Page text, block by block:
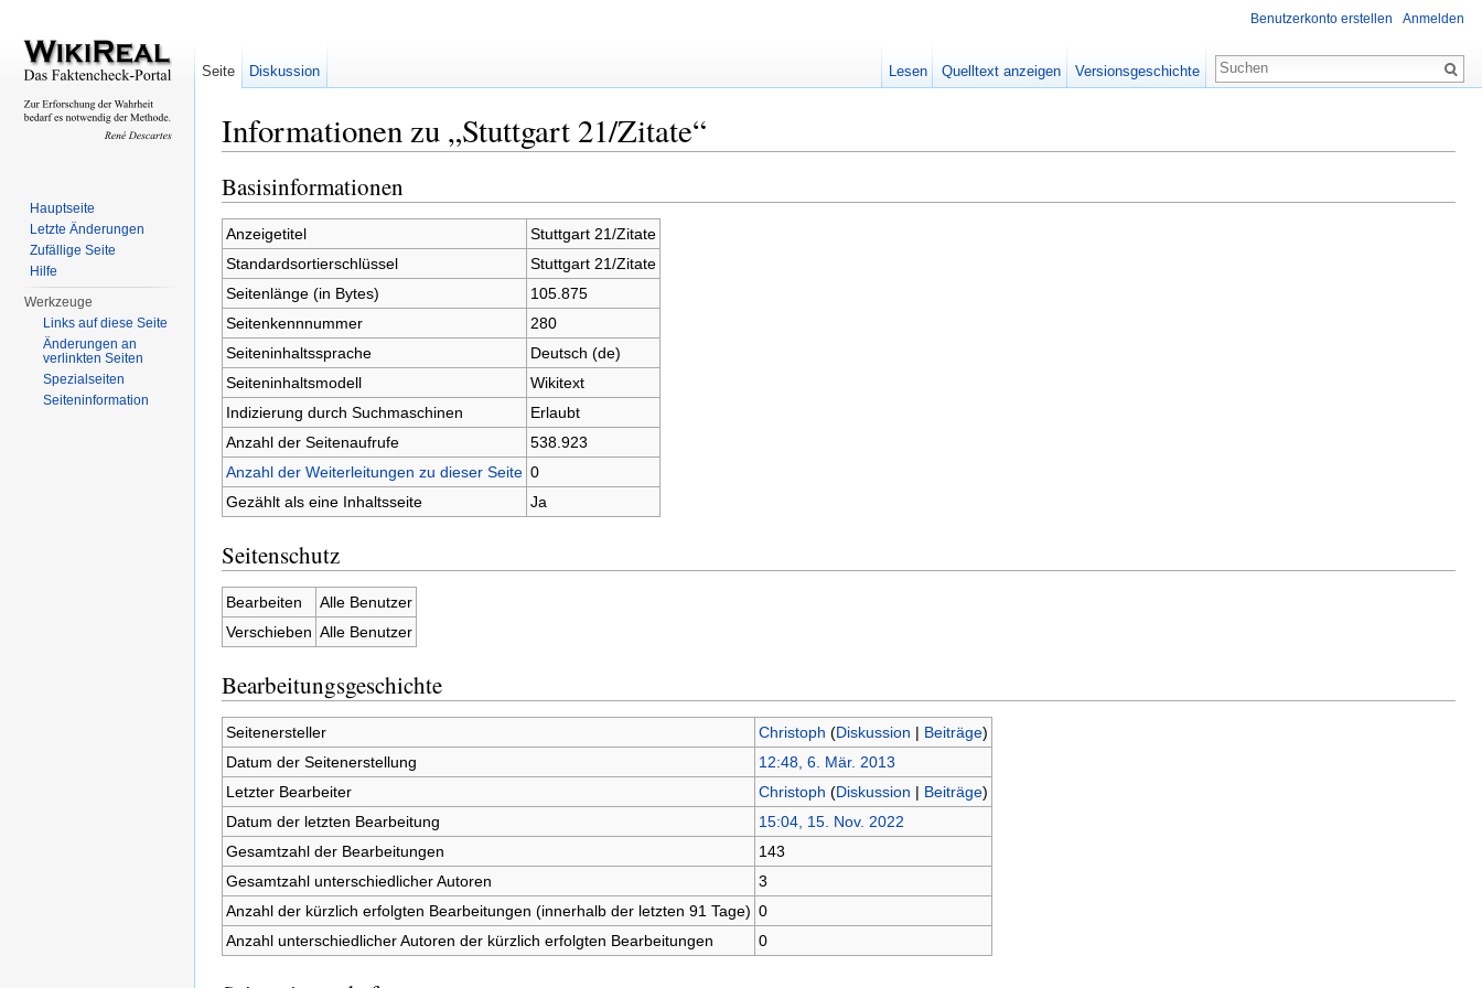
Informationen zu „Stuttgart 21/Zitate“
Basisinformationen
Anzeigetitel
Stuttgart 21/Zitate
Standardsortierschlüssel
Stuttgart 21/Zitate
Seitenlänge (in Bytes)
105.875
Seitenkennnummer
280
Seiteninhaltssprache
Deutsch (de)
Seiteninhaltsmodell
Wikitext
Indizierung durch Suchmaschinen
Erlaubt
Anzahl der Seitenaufrufe
538.923
Anzahl der Weiterleitungen zu dieser Seite 0
Gezählt als eine Inhaltsseite
Ja
Seitenschutz
Bearbeiten
Alle Benutzer
Verschieben Alle Benutzer
Bearbeitungsgeschichte
Seitenersteller Christoph (Diskussion | Beiträge)
Datum der Seitenerstellung
12:48, 6. Mär. 2013
Letzter Bearbeiter
Christoph (Diskussion | Beiträge)
Datum der letzten Bearbeitung
15:04, 15. Nov. 2022
Gesamtzahl der Bearbeitungen
143
Gesamtzahl unterschiedlicher Autoren
3
Anzahl der kürzlich erfolgten Bearbeitungen (innerhalb der letzten 91 Tage) 0
Anzahl unterschiedlicher Autoren der kürzlich erfolgten Bearbeitungen
0
Benutzerkonto erstellen Anmelden
Seite Diskussion Lesen Quelltext anzeigen Versionsgeschichte
Hauptseite
Letzte Änderungen
Zufällige Seite
Hilfe
Werkzeuge
Links auf diese Seite
Änderungen an
verlinkten Seiten
Spezialseiten
Seiteninformation